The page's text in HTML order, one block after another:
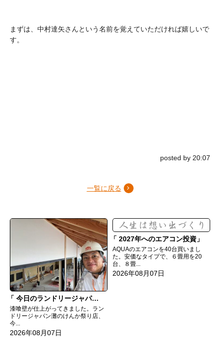
まずは、中村達矢さんという名前を覚えていただければ嬉しいで
す。
posted by 20:07
一覧に戻る
今日のランドリージャパン灘のけんか祭り店
漆喰壁が仕上がってきました。ラン
ドリージャパン灘のけんか祭り店、
今...
2026年08月07日
2027年へのエアコン投資
AQUAのエアコンを40台買いまし
た。安価なタイプで、６畳用を20
台、８畳...
2026年08月07日